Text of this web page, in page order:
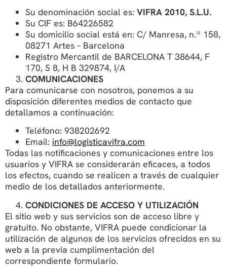
Su denominación social es: VIFRA 2010, S.L.U.
Su CIF es: B64226582
Su domicilio social está en: C/ Manresa, n.º 158,
08271 Artes – Barcelona
Registro Mercantil de BARCELONA T 38644, F
170, S 8, H B 329874, I/A
COMUNICACIONES
Para comunicarse con nosotros, ponemos a su
disposición diferentes medios de contacto que
detallamos a continuación:
Teléfono: 938202692
Email: info@logisticavifra.com
Todas las notificaciones y comunicaciones entre los
usuarios y VIFRA se considerarán eficaces, a todos
los efectos, cuando se realicen a través de cualquier
medio de los detallados anteriormente.
CONDICIONES DE ACCESO Y UTILIZACIÓN
El sitio web y sus servicios son de acceso libre y
gratuito. No obstante, VIFRA puede condicionar la
utilización de algunos de los servicios ofrecidos en su
web a la previa cumplimentación del
correspondiente formulario.